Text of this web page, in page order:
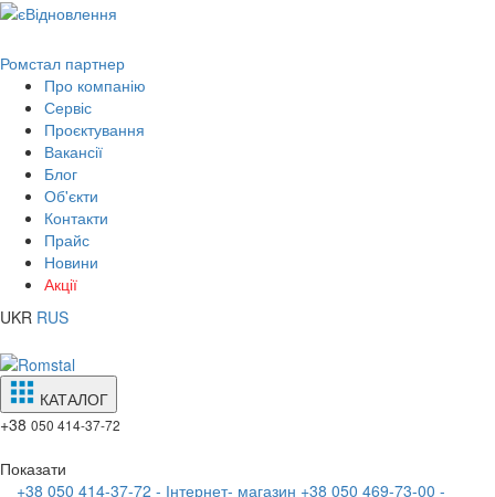
Ромстал партнер
Про компанію
Сервіс
Проєктування
Вакансії
Блог
Об'єкти
Контакти
Прайс
Новини
Акції
UKR RUS
КАТАЛОГ
+38 050 414-37-72
Показати
+38 050 414-37-72 - Інтернет- магазин +38 050 469-73-00 -